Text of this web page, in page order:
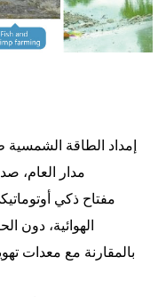
مدار العام،
الهوائية، دون